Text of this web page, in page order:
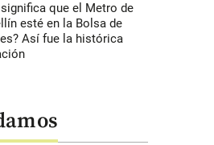
significa que el Metro de
esté en la Bolsa de
Así fue la histórica